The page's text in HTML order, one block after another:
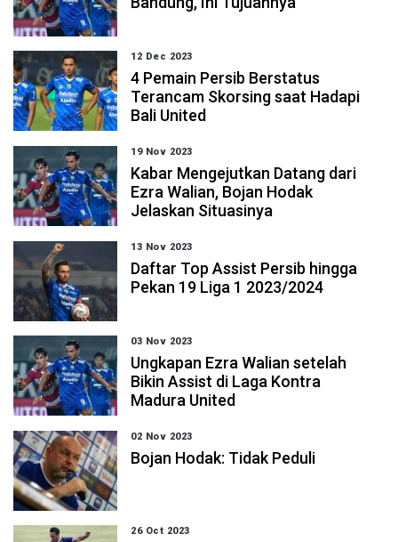
12 Dec 2023
4 Pemain Persib Berstatus
Terancam Skorsing saat Hadapi
Bali United
19 Nov 2023
Kabar Mengejutkan Datang dari
Ezra Walian, Bojan Hodak
Jelaskan Situasinya
13 Nov 2023
Daftar Top Assist Persib hingga
Pekan 19 Liga 1 2023/2024
03 Nov 2023
Ungkapan Ezra Walian setelah
Bikin Assist di Laga Kontra
Madura United
02 Nov 2023
Bojan Hodak: Tidak Peduli
26 Oct 2023